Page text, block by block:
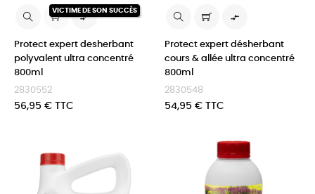
VICTIME DE SON SUCCÈS

Protect expert desherbant
polyvalent ultra concentré
800ml
2830552
Prix
56,95 € TTC

Protect expert désherbant
cours & allée ultra concentré
800ml
2830548
Prix
54,95 € TTC